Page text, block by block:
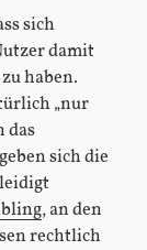
sich
damit
haben.
„nur
das
sich die
, an den
rechtlich